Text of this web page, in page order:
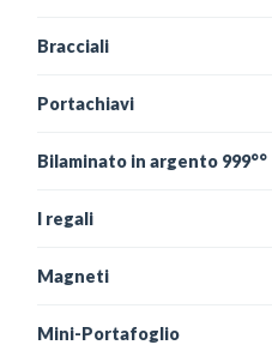
Bracciali
Portachiavi
Bilaminato in argento 999°°
I regali
Magneti
Mini-Portafoglio